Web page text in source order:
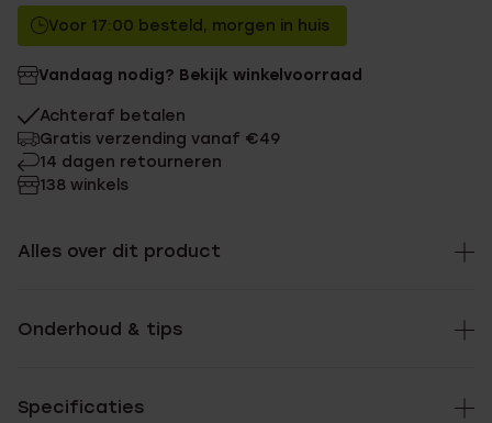
Voor 17:00 besteld, morgen in huis
Vandaag nodig? Bekijk winkelvoorraad
Achteraf betalen
Gratis verzending vanaf €49
14 dagen retourneren
138 winkels
Alles over dit product
Onderhoud & tips
Specificaties